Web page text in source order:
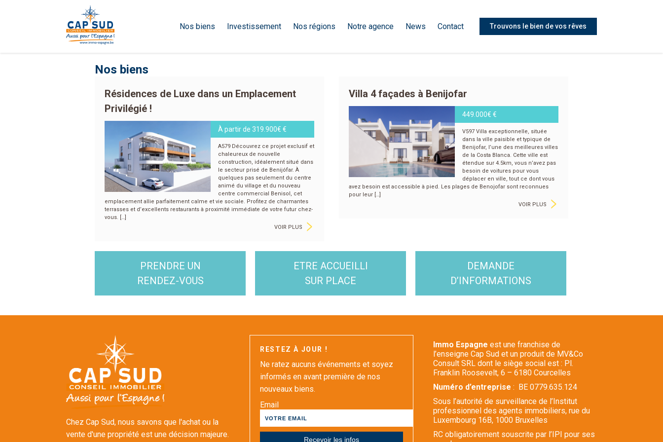
Nos biens Investissement Nos régions Notre agence News Contact Trouvons le bien de vos rêves
Nos biens
Résidences de Luxe dans un Emplacement
Privilégié !
À partir de 319.900€ €
A579 Découvrez ce projet exclusif et
chaleureux de nouvelle
construction, idéalement situé dans
le secteur prisé de Benijófar. À
quelques pas seulement du centre
animé du village et du nouveau
centre commercial Benisol, cet
emplacement allie parfaitement calme et vie sociale. Profitez de charmantes
terrasses et d’excellents restaurants à proximité immédiate de votre futur chez-
vous. […]
VOIR PLUS
>
Villa 4 façades à Benijofar
449.000€ €
V597 Villa exceptionnelle, située
dans la ville paisible et typique de
Benijofar, l’une des meilleures villes
de la Costa Blanca. Cette ville est
étendue sur 4.5km, vous n’avez pas
besoin de voitures pour vous
déplacer en ville, tout ce dont vous
avez besoin est accessible à pied. Les plages de Benojofar sont reconnues
pour leur […]
VOIR PLUS
>
PRENDRE UN
RENDEZ-VOUS
ETRE ACCUEILLI
SUR PLACE
DEMANDE
D’INFORMATIONS
Chez Cap Sud, nous savons que l'achat ou la
vente d'une propriété est une décision majeure.
RESTEZ À JOUR !
Ne ratez aucuns événements et soyez
informés en avant première de nos
nouveaux biens.
Email
Immo Espagne est une franchise de
l’enseigne Cap Sud et un produit de MV&Co
Consult SRL dont le siège social est : Pl.
Franklin Roosevelt, 6 – 6180 Courcelles
Numéro d’entreprise : BE 0779.635.124
Sous l’autorité de surveillance de l’Institut
professionnel des agents immobiliers, rue du
Luxembourg 16B, 1000 Bruxelles
RC obligatoirement souscrite par l’IPI pour ses